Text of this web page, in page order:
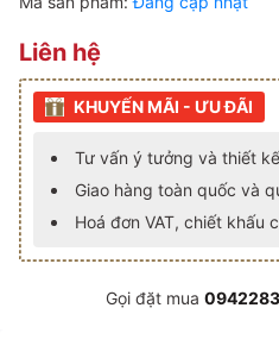
Liên hệ
KHUYẾN MÃI - ƯU ĐÃI
Tư vấn ý tưởng và thiết
Giao hàng toàn quốc và
Hoá đơn VAT, chiết khấu
Gọi đặt mua